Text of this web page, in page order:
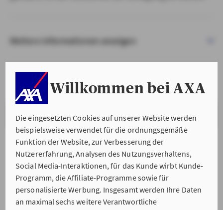
Willkommen bei AXA
Die eingesetzten Cookies auf unserer Website werden
beispielsweise verwendet für die ordnungsgemäße
Funktion der Website, zur Verbesserung der
Nutzererfahrung, Analysen des Nutzungsverhaltens,
Social Media-Interaktionen, für das Kunde wirbt Kunde-
Programm, die Affiliate-Programme sowie für
personalisierte Werbung. Insgesamt werden Ihre Daten
an maximal sechs weitere Verantwortliche
Weitere Informationen anzeigen
VERSTANDEN & WEITER